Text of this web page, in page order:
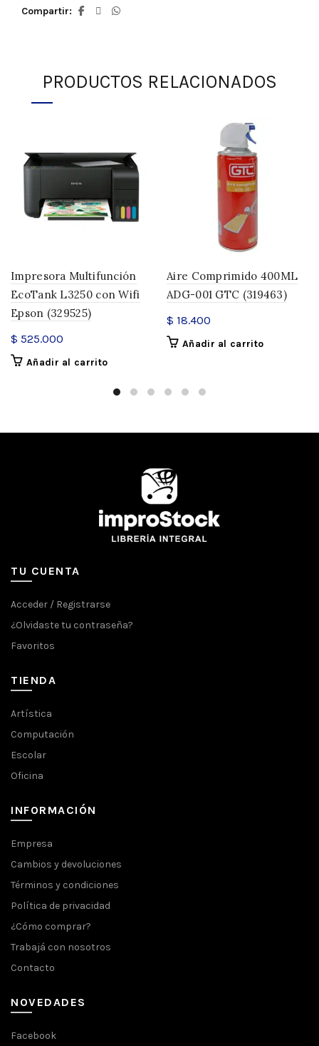
Compartir
PRODUCTOS RELACIONADOS
Impresora Multifunción
EcoTank L3250 con Wifi
Epson (329525)
$ 525.000
Añadir al carrito
Aire Comprimido 400ML
ADG-001 GTC (319463)
$ 18.400
Añadir al carrito
TU CUENTA
Acceder / Registrarse
¿Olvidaste tu contraseña?
Favoritos
TIENDA
Artística
Computación
Escolar
Oficina
INFORMACIÓN
Empresa
Cambios y devoluciones
Términos y condiciones
Política de privacidad
¿Cómo comprar?
Trabajá con nosotros
Contacto
NOVEDADES
Facebook